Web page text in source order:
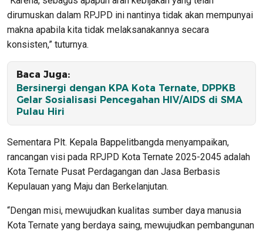
dirumuskan dalam RPJPD ini nantinya tidak akan mempunyai
makna apabila kita tidak melaksanakannya secara
konsisten,” tuturnya.
Baca Juga:
Bersinergi dengan KPA Kota Ternate, DPPKB
Gelar Sosialisasi Pencegahan HIV/AIDS di SMA
Pulau Hiri
Sementara Plt. Kepala Bappelitbangda menyampaikan,
rancangan visi pada RPJPD Kota Ternate 2025-2045 adalah
Kota Ternate Pusat Perdagangan dan Jasa Berbasis
Kepulauan yang Maju dan Berkelanjutan.
“Dengan misi, mewujudkan kualitas sumber daya manusia
Kota Ternate yang berdaya saing, mewujudkan pembangunan